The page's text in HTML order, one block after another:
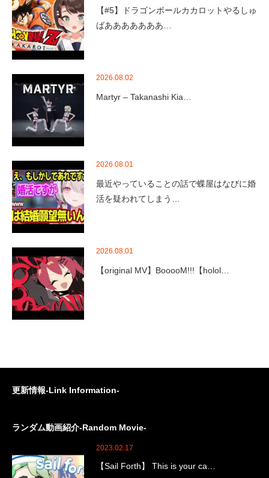
【#5】ドラゴンボールカカロットやるしゅ
ばあああああああ…
2026.08.02
Martyr – Takanashi Kia…
2026.08.01
最近やっていることの話で蝶屋はなびに婚
活を疑われてしまう…
2026.08.01
【original MV】BooooM!!!【holol…
更新情報-Link Information-
ランダム動画紹介-Random Movie-
2023.02.17
【Sail Forth】 This is your ca…